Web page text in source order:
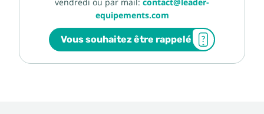
vendredi ou par mail: contact@leader-
equipements.com
Vous souhaitez être rappelé